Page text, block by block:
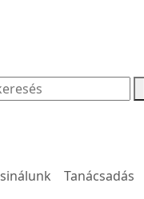
Tanácsadás